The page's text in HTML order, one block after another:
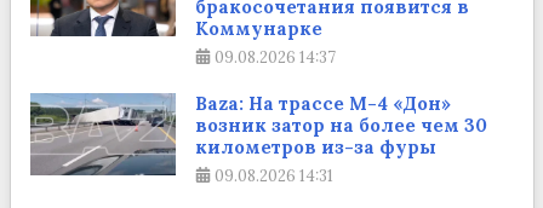
бракосочетания появится в
Коммунарке
09.08.2026 14:37
Baza: На трассе М-4 «Дон»
возник затор на более чем 30
километров из-за фуры
09.08.2026 14:31